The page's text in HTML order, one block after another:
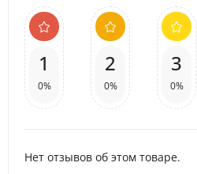
1
0%
2
0%
3
0%
Нет отзывов об этом товаре.